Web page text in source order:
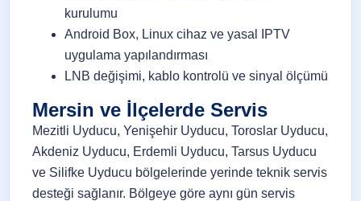
kurulumu
Android Box, Linux cihaz ve yasal IPTV
uygulama yapılandırması
LNB değişimi, kablo kontrolü ve sinyal ölçümü
Mersin ve İlçelerde Servis
Mezitli Uyducu, Yenişehir Uyducu, Toroslar Uyducu,
Akdeniz Uyducu, Erdemli Uyducu, Tarsus Uyducu
ve Silifke Uyducu bölgelerinde yerinde teknik servis
desteği sağlanır. Bölgeye göre aynı gün servis